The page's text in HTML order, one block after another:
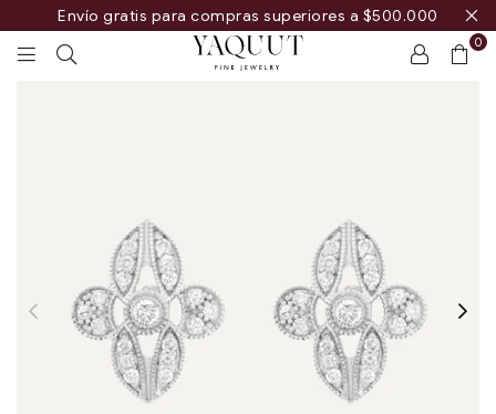
Envío gratis para compras superiores a $500.000
0